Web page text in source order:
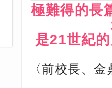
極難得的長
是21世紀
〈前校長、